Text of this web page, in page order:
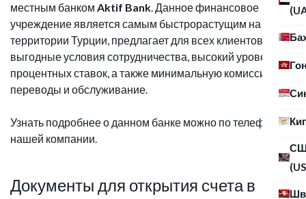
местным банком Aktif Bank. Данное финансовое
учреждение является самым быстрорастущим на
территории Турции, предлагает для всех клиентов
выгодные условия сотрудничества, высокий уровень
процентных ставок, а также минимальную комиссию за
переводы и обслуживание.
Узнать подробнее о данном банке можно по телефонам
нашей компании.
Документы для открытия счета в